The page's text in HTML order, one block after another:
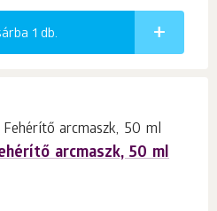
1 db.
arcmaszk, 50 ml